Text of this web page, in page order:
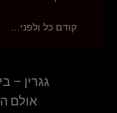
קודם כל ולפני…
גגרין –
אולם